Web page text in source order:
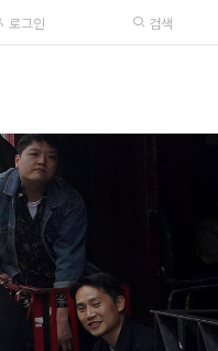
로그인 검색